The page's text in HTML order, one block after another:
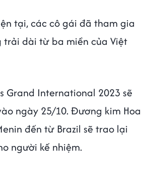
tại, các cô gái đã tham gia
trải dài từ ba miền của Việt
Grand International 2023 sẽ
ngày 25/10. Đương kim Hoa
đến từ Brazil sẽ trao lại
người kế nhiệm.